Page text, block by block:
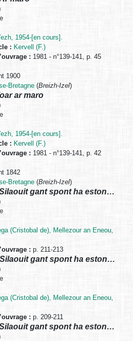
1954-[en cours].
: Kervell (F.)
: 1981 - n°139-141, p. 45
1900
Bretagne (Breizh-Izel)
ar maro
1954-[en cours].
: Kervell (F.)
: 1981 - n°139-141, p. 42
1842
Bretagne (Breizh-Izel)
gant spont ha eston…
(Cristobal de), Mellezour an Eneou,
: p. 211-213
gant spont ha eston…
(Cristobal de), Mellezour an Eneou,
: p. 209-211
gant spont ha eston…